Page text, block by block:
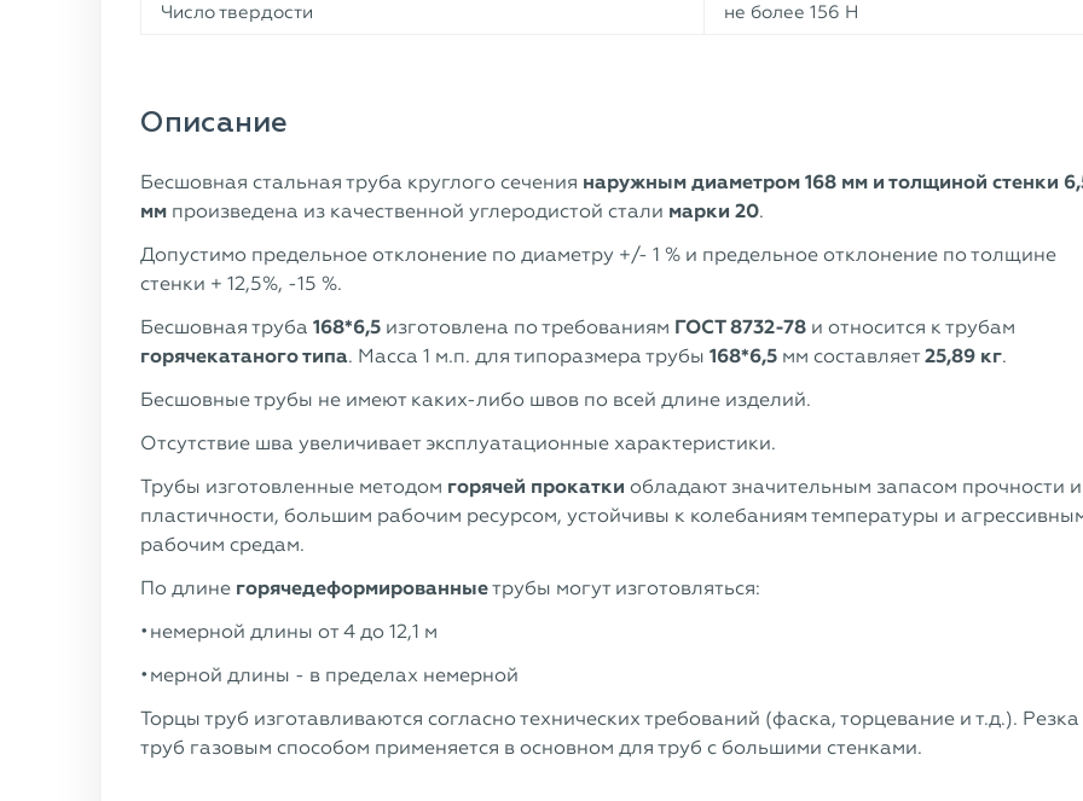
Число твердости
не более 156 Н
Описание
Бесшовная стальная труба круглого сечения наружным диаметром 168 мм и толщиной стенки
мм произведена из качественной углеродистой стали марки 20.
Допустимо предельное отклонение по диаметру +/- 1 % и предельное отклонение по толщине
стенки + 12,5%, -15 %.
Бесшовная труба 168*6,5 изготовлена по требованиям ГОСТ 8732-78 и относится к трубам
горячекатаного типа. Масса 1 м.п. для типоразмера трубы 168*6,5 мм составляет25,89 кг.
Бесшовные трубы не имеют каких-либо швов по всей длине изделий.
Отсутствие шва увеличивает эксплуатационные характеристики.
Трубы изготовленные методом горячей прокатки обладают значительным запасом прочности и
пластичности, большим рабочим ресурсом, устойчивы к колебаниям температуры и
рабочим средам.
По длине горячедеформированныетрубы могут изготовляться:
немерной длины от 4 до 12,1 м
мерной длины - в пределах немерной
Торцы труб изготавливаются согласно технических требований (фаска, торцевание и т.д.). Резка
труб газовым способом применяется в основном для труб с большими стенками.